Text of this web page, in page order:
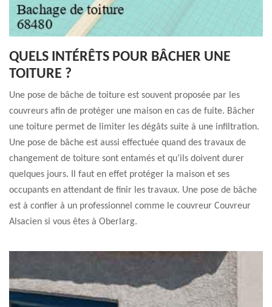
QUELS INTÉRÊTS POUR BÂCHER UNE
TOITURE ?
Une pose de bâche de toiture est souvent proposée par les
couvreurs afin de protéger une maison en cas de fuite. Bâcher
une toiture permet de limiter les dégâts suite à une infiltration.
Une pose de bâche est aussi effectuée quand des travaux de
changement de toiture sont entamés et qu’ils doivent durer
quelques jours. Il faut en effet protéger la maison et ses
occupants en attendant de finir les travaux. Une pose de bâche
est à confier à un professionnel comme le couvreur Couvreur
Alsacien si vous êtes à Oberlarg.